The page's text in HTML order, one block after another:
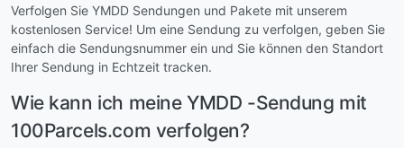
Verfolgen Sie YMDD Sendungen und Pakete mit unserem
kostenlosen Service! Um eine Sendung zu verfolgen, geben Sie
einfach die Sendungsnummer ein und Sie können den Standort
Ihrer Sendung in Echtzeit tracken.
Wie kann ich meine YMDD -Sendung mit
100Parcels.com verfolgen?